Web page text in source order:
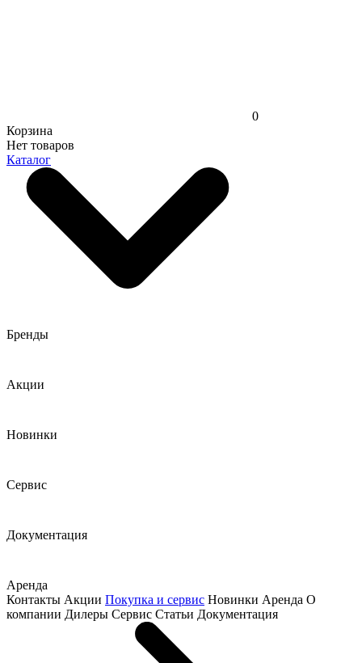
0
Корзина
Нет товаров
Каталог
Бренды
Акции
Новинки
Сервис
Документация
Аренда
Контакты Акции Покупка и сервис Новинки Аренда О
компании Дилеры Сервис Статьи Документация